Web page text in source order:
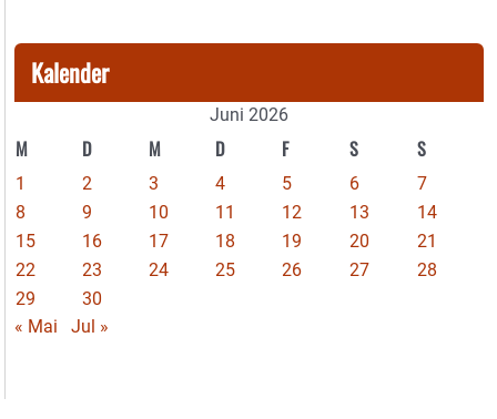
Kalender
Juni 2026
M D M D F S S
1 2 3 4 5 6
7
8
9 10 11 12 13
14
15
16 17 18 19 20
21
22
23 24 25 26 27
28
29
30
« Mai
Jul »